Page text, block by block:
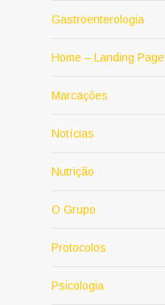
Gastroenterologia
Home – Landing Page
Marcações
Notícias
Nutrição
O Grupo
Protocolos
Psicologia